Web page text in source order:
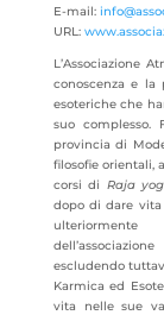
E-mail:
URL:
L’Associazione
conoscenza e
esoteriche che
suo complesso.
provincia di
filosofie orientali,
corsi di Raja
dopo di dare vita
ulteriormente
escludendo
Karmica ed
vita nelle sue